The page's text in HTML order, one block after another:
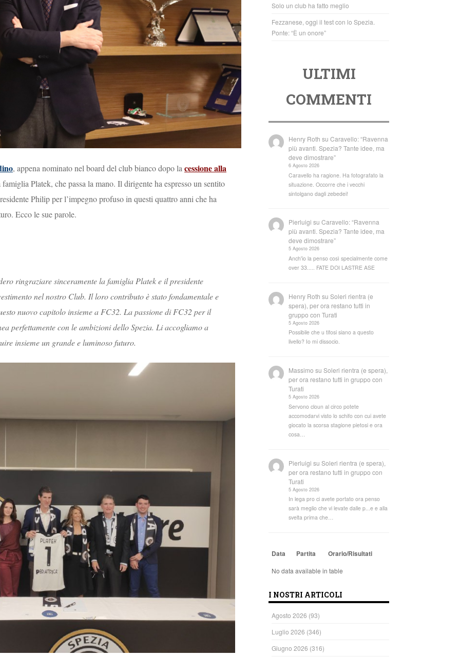
, appena nominato nel board del club bianco dopo la cessione alla
Platek, che passa la mano. Il dirigente ha espresso un sentito
Philip per l’impegno profuso in questi quattro anni che ha
Ecco le sue parole.
ringraziare sinceramente la famiglia Platek e il presidente
nel nostro Club. Il loro contributo è stato fondamentale e
nuovo capitolo insieme a FC32. La passione di FC32 per il
perfettamente con le ambizioni dello Spezia. Li accogliamo a
insieme un grande e luminoso futuro.
Solo un club ha fatto meglio
Fezzanese, oggi il test con lo Spezia.
Ponte: “È un onore”
ULTIMI
COMMENTI
Henry Roth suCaravello: “Ravenna
più avanti. Spezia? Tante idee, ma
deve dimostrare”
6 Agosto 2026
Caravello ha ragione. Ha fotografato la
situazione. Occorre che i vecchi
sintolgano dagli zebedei!
Pierluigi suCaravello: “Ravenna
più avanti. Spezia? Tante idee, ma
deve dimostrare”
5 Agosto 2026
Anch'io la penso così specialmente come
over 33..... FATE DOI LASTRE ASE
Henry Roth suSoleri rientra (e
spera), per ora restano tutti in
gruppo con Turati
5 Agosto 2026
Possibile che u tifosi siano a questo
livello? Io mi dissocio.
Massimo suSoleri rientra (e spera),
per ora restano tutti in gruppo con
Turati
5 Agosto 2026
Servono cloun al circo potete
accomodarvi visto lo schifo con cui avete
giocato la scorsa stagione pietosi e ora
cosa…
Pierluigi suSoleri rientra (e spera),
per ora restano tutti in gruppo con
Turati
5 Agosto 2026
In lega pro ci avete portato ora penso
sarà meglio che vi levate dalle p...e e alla
svelta prima che…
Data Partita Orario/Risultati
No data available in table
I NOSTRI ARTICOLI
Agosto 2026 (93)
Luglio 2026 (346)
Giugno 2026 (316)